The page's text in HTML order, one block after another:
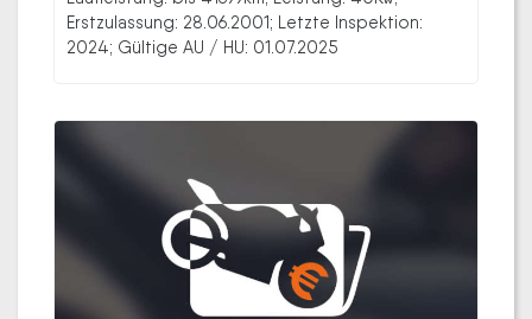
Erstzulassung: 28.06.2001; Letzte Inspektion:
2024; Gültige AU / HU: 01.07.2025